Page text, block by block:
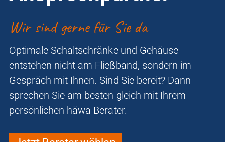
Wir sind gerne für Sie da
Optimale Schaltschränke und Gehäuse
entstehen nicht am Fließband, sondern im
Gespräch mit Ihnen. Sind Sie bereit? Dann
sprechen Sie am besten gleich mit Ihrem
persönlichen häwa Berater.